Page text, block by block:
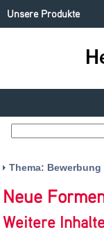
Unsere Produkte
Thema: Bewerbung
Neue
Weitere